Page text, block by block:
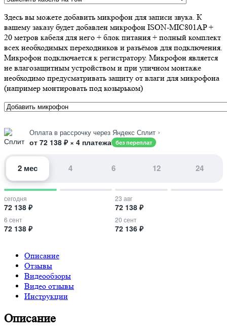
Здесь вы можете добавить микрофон для записи звука. К
вашему заказу будет добавлен микрофон ISON-MIC801AP +
20 метров кабеля для него + блок питания + полный комплект
всех необходимых переходников и разъёмов для подключения.
Микрофон подключается к регистратору. Микрофон является
не влагозащитным устройством и при уличном монтаже
необходимо предусматривать защиту от влаги для микрофона
(например монтировать под козырьком)
Оплата в рассрочку через Яндекс Сплит ›
от 72 138 ₽ × 4 платежа без переплат
2 мес 4 6 12 24
сегодня
72 138 ₽
23 авг
72 138 ₽
6 сент
72 138 ₽
20 сент
72 136 ₽
Описание
Отзывы
Видеообзоры
Видео отзывы
Инструкции
Описание